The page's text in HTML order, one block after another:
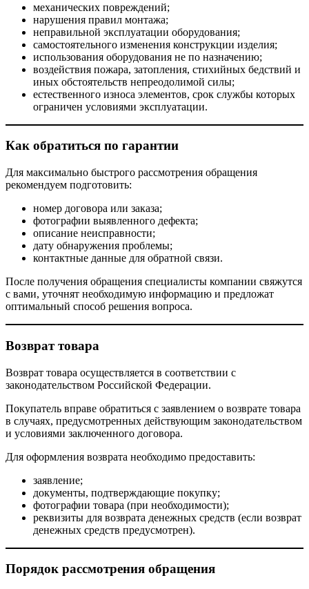
механических повреждений;
нарушения правил монтажа;
неправильной эксплуатации оборудования;
самостоятельного изменения конструкции изделия;
использования оборудования не по назначению;
воздействия пожара, затопления, стихийных бедствий и
иных обстоятельств непреодолимой силы;
естественного износа элементов, срок службы которых
ограничен условиями эксплуатации.
Как обратиться по гарантии
Для максимально быстрого рассмотрения обращения
рекомендуем подготовить:
номер договора или заказа;
фотографии выявленного дефекта;
описание неисправности;
дату обнаружения проблемы;
контактные данные для обратной связи.
После получения обращения специалисты компании свяжутся
с вами, уточнят необходимую информацию и предложат
оптимальный способ решения вопроса.
Возврат товара
Возврат товара осуществляется в соответствии с
законодательством Российской Федерации.
Покупатель вправе обратиться с заявлением о возврате товара
в случаях, предусмотренных действующим законодательством
и условиями заключенного договора.
Для оформления возврата необходимо предоставить:
заявление;
документы, подтверждающие покупку;
фотографии товара (при необходимости);
реквизиты для возврата денежных средств (если возврат
денежных средств предусмотрен).
Порядок рассмотрения обращения